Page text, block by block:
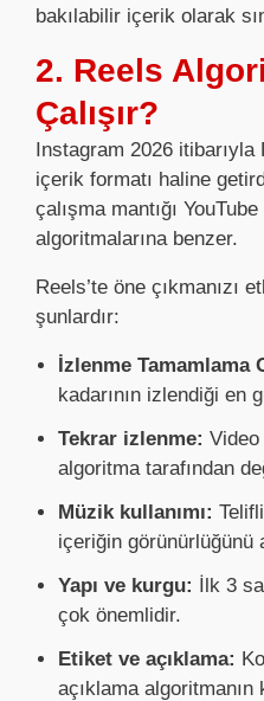
bakılabilir içerik olarak
2. Reels
Çalışır?
Instagram 2026
içerik formatı haline
çalışma mantığı
algoritmalarına benzer.
Reels’te öne çıkmanızı
şunlardır:
İzlenme Tamamlama
kadarının izlendiği en
Tekrar izlenme:
algoritma tarafından
Müzik kullanımı:
içeriğin görünürlüğünü
Yapı ve kurgu: İlk 3
çok önemlidir.
Etiket ve açıklama:
açıklama algoritmanın